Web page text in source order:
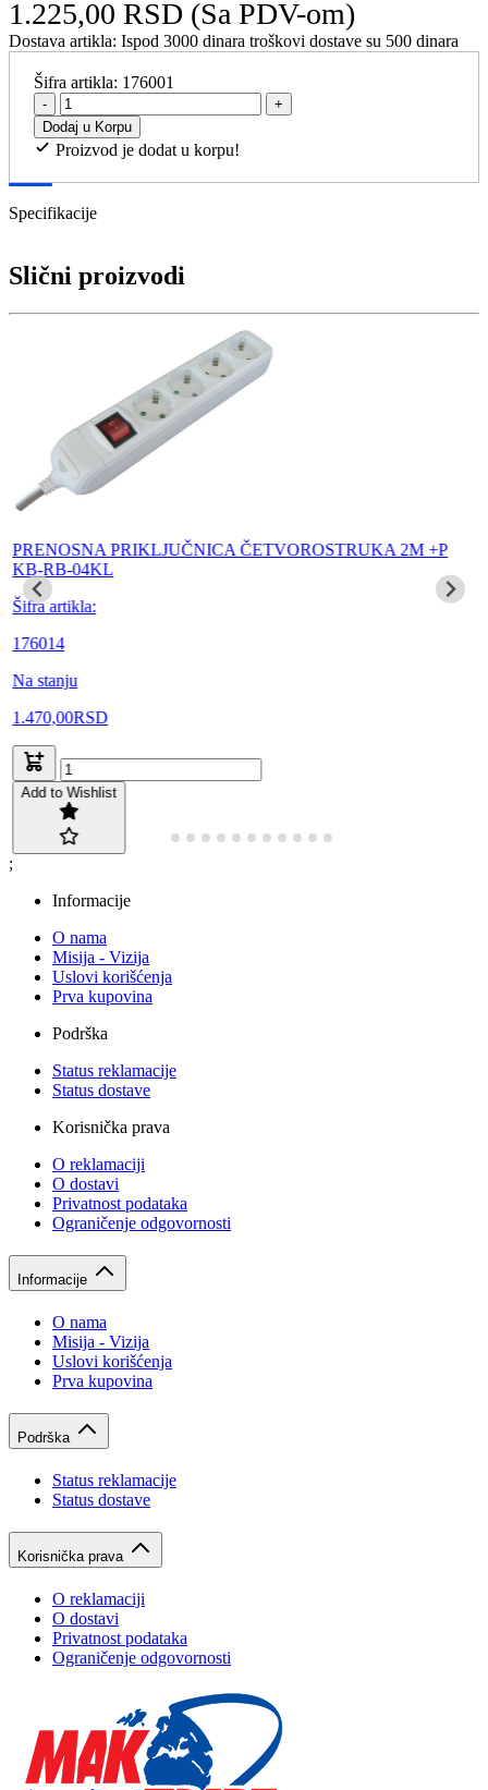
1.225,00 RSD (Sa PDV-om)
Dostava artikla: Ispod 3000 dinara troškovi dostave su 500 dinara
Šifra artikla: 176001
-
+
Dodaj u Korpu
Proizvod je dodat u korpu!
Specifikacije
Slični proizvodi
PRENOSNA PRIKLJUČNICA ČETVOROSTRUKA 2M +P
KB-RB-04KL
Šifra artikla:
176014
Na stanju
1.470,00RSD
Add to Wishlist
;
Informacije
O nama
Misija - Vizija
Uslovi korišćenja
Prva kupovina
Podrška
Status reklamacije
Status dostave
Korisnička prava
O reklamaciji
O dostavi
Privatnost podataka
Ograničenje odgovornosti
Informacije
O nama
Misija - Vizija
Uslovi korišćenja
Prva kupovina
Podrška
Status reklamacije
Status dostave
Korisnička prava
O reklamaciji
O dostavi
Privatnost podataka
Ograničenje odgovornosti